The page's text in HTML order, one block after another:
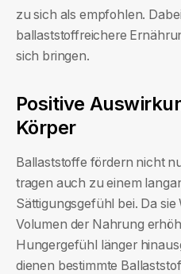
zu sich als empfohlen.
ballaststoffreichere
sich bringen.
Positive
Körper
Ballaststoffe fördern nicht
tragen auch zu einem
Sättigungsgefühl bei. Da
Volumen der Nahrung
Hungergefühl länger
dienen bestimmte